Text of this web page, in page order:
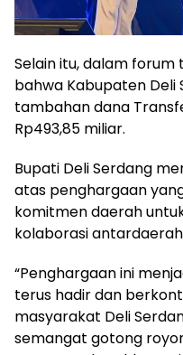
Selain itu, dalam
bahwa Kabupaten
tambahan dana
Rp493,85 miliar.
Bupati Deli Serdang
atas penghargaan
komitmen daerah
kolaborasi
“Penghargaan ini
terus hadir dan
masyarakat Deli
semangat gotong